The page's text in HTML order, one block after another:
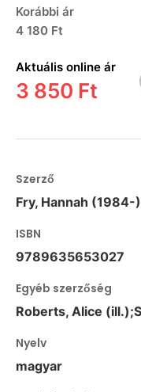
Korábbi ár
4 180 Ft
Aktuális online ár
3 850 Ft
Szerző
Fry, Hannah (1984-)
ISBN
9789635653027
Egyéb szerzőség
Roberts, Alice
Nyelv
magyar